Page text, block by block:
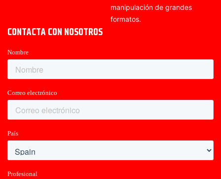
manipulación de grandes
formatos.
CONTACTA CON NOSOTROS